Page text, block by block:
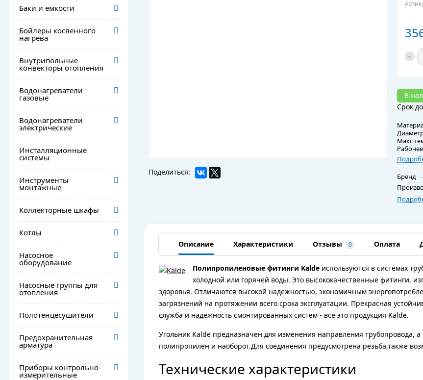
Баки и емкости
Бойлеры косвенного
нагрева
Внутрипольные
конвекторы отопления
Водонагреватели
газовые
Водонагреватели
электрические
Инсталляционные
системы
Инструменты
монтажные
Коллекторные шкафы
Котлы
Насосное
оборудование
Насосные группы для
отопления
Полотенцесушители
Предохранительная
арматура
Приборы контрольно-
измерительные
Поделиться:
-
В
Срок
Макс
Бренд
Описание Характеристики Отзывы 0 Оплата
Полипропиленовые фитинги Kalde используются в системах
холодной или горячей воды. Это высококачественные фитинги,
здоровья. Отличаются высокой надежностью, экономичным
загрязнений на протяжении всего срока эксплуатации. Прекрасная
служба и надежность смонтированных систем - все это продукция Kalde.
Угольник Kalde предназначен для изменения направления трубопровода,
полипропилен и наоборот.Для соединения предусмотрена резьба,также
Технические характеристики